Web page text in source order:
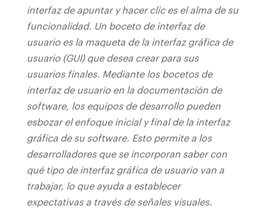
interfaz de apuntar y hacer clic es el alma de su
funcionalidad. Un boceto de interfaz de
usuario es la maqueta de la interfaz gráfica de
usuario (GUI) que desea crear para sus
usuarios finales. Mediante los bocetos de
interfaz de usuario en la documentación de
software, los equipos de desarrollo pueden
esbozar el enfoque inicial y final de la interfaz
gráfica de su software. Esto permite a los
desarrolladores que se incorporan saber con
qué tipo de interfaz gráfica de usuario van a
trabajar, lo que ayuda a establecer
expectativas a través de señales visuales.